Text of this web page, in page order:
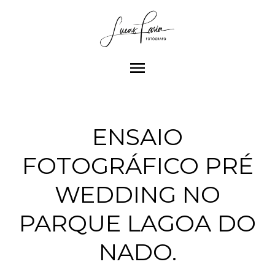
menu
ENSAIO
FOTOGRÁFICO PRÉ
WEDDING NO
PARQUE LAGOA DO
NADO.